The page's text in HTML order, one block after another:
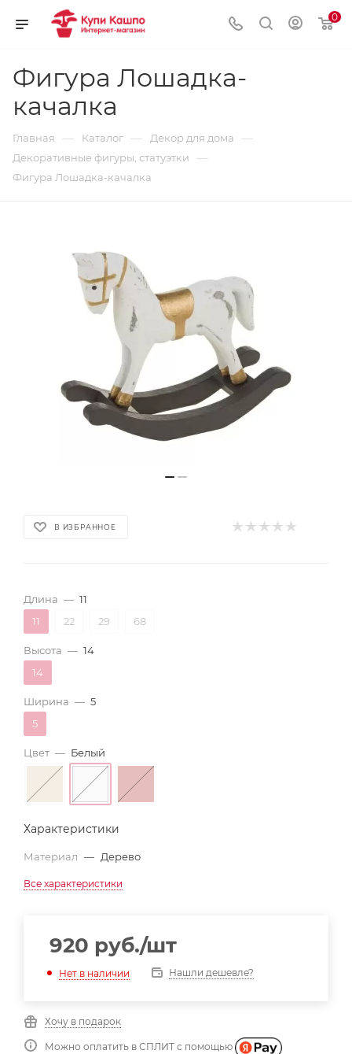
0
Фигура Лошадка-
качалка
Главная — Каталог — Декор для дома —
Декоративные фигуры, статуэтки —
Фигура Лошадка-качалка
В ИЗБРАННОЕ
Длина — 11
11
22 29 68
Высота — 14
14
Ширина — 5
5
Цвет — Белый
Характеристики
Материал — Дерево
Все характеристики
920 руб./шт
Нет в наличии Нашли дешевле?
Хочу в подарок
Можно оплатить в СПЛИТ с помощью